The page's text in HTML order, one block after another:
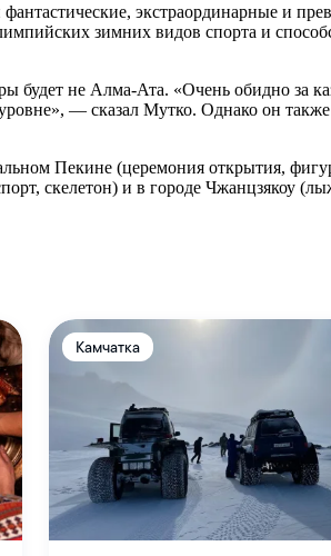
экстраординарные и
зимних видов спорта и
не Алма-Ата. «Очень обидно за
— сказал Мутко. Однако он
Пекине (церемония открытия,
скелетон) и в городе Чжанцзякоу